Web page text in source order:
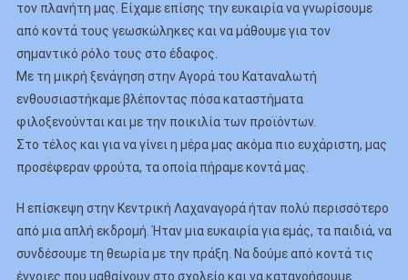
τον πλανήτη μας. Είχαμε επίσης την ευκαιρία να γνωρίσουμε
από κοντά τους γεωσκώληκες και να μάθουμε για τον
σημαντικό ρόλο τους στο έδαφος.
Με τη μικρή ξενάγηση στην Αγορά του Καταναλωτή
ενθουσιαστήκαμε βλέποντας πόσα καταστήματα
φιλοξενούνται και με την ποικιλία των προϊόντων.
Στο τέλος και για να γίνει η μέρα μας ακόμα πιο ευχάριστη, μας
προσέφεραν φρούτα, τα οποία πήραμε κοντά μας.
Η επίσκεψη στην Κεντρική Λαχαναγορά ήταν πολύ περισσότερο
από μια απλή εκδρομή. Ήταν μια ευκαιρία για εμάς, τα παιδιά, να
συνδέσουμε τη θεωρία με την πράξη. Να δούμε από κοντά τις
έννοιες που μαθαίνουν στο σχολείο και να κατανοήσουμε